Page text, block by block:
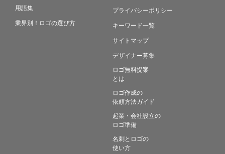
用語集
業界別！ロゴの選び方
プライバシーポリシー
キーワード一覧
サイトマップ
デザイナー募集
ロゴ無料提案
とは
ロゴ作成の
依頼方法ガイド
起業・会社設立の
ロゴ準備
名刺とロゴの
使い方